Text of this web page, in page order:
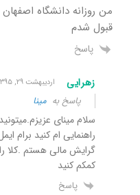
من روزانه دانشگاه اصفهان
قبول شدم
پاسخ
زهرایی اردیبهشت ۲۹, ۱۳۹۵ ۷:۵۸ ب٫ظ
پاسخ به مینا
سلام مینای
راهنمایی ام کنید برام
گرایش مالی هستم .کلا
کمکم کنید
پاسخ